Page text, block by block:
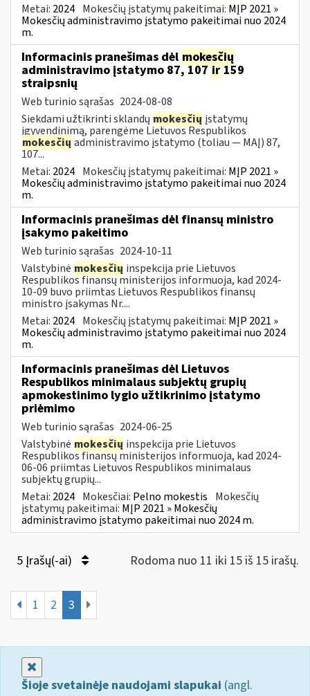
Metai: 2024 Mokesčių įstatymų pakeitimai: MĮP 2021 »
Mokesčių administravimo įstatymo pakeitimai nuo 2024
m.
Informacinis pranešimas dėl mokesčių
administravimo įstatymo 87, 107ir159
straipsnių
Web turinio sąrašas 2024-08-08
Siekdami užtikrinti sklandų mokesčių įstatymų
įgyvendinimą, parengėme Lietuvos Respublikos
mokesčių administravimo įstatymo (toliau — MAĮ) 87,
107...
Metai: 2024 Mokesčių įstatymų pakeitimai: MĮP 2021 »
Mokesčių administravimo įstatymo pakeitimai nuo 2024
m.
Informacinis pranešimas dėl finansų ministro
įsakymo pakeitimo
Web turinio sąrašas 2024-10-11
Valstybinė mokesčių inspekcija prie Lietuvos
Respublikos finansų ministerijos informuoja, kad 2024-
10-09 buvo priimtas Lietuvos Respublikos finansų
ministro įsakymas Nr....
Metai: 2024 Mokesčių įstatymų pakeitimai: MĮP 2021 »
Mokesčių administravimo įstatymo pakeitimai nuo 2024
m.
Informacinis pranešimas dėl Lietuvos
Respublikos minimalaus subjektų grupių
apmokestinimo lygio užtikrinimo įstatymo
priėmimo
Web turinio sąrašas 2024-06-25
Valstybinė mokesčių inspekcija prie Lietuvos
Respublikos finansų ministerijos informuoja, kad 2024-
06-06 priimtas Lietuvos Respublikos minimalaus
subjektų grupių...
Metai: 2024 Mokesčiai: Pelno mokestis Mokesčių
įstatymų pakeitimai: MĮP 2021 » Mokesčių
administravimo įstatymo pakeitimai nuo 2024 m.
5 Įrašų(-ai) Rodoma nuo 11 iki 15 iš 15 irašų.
1 2 3
Šioje svetainėje naudojami slapukai (angl.